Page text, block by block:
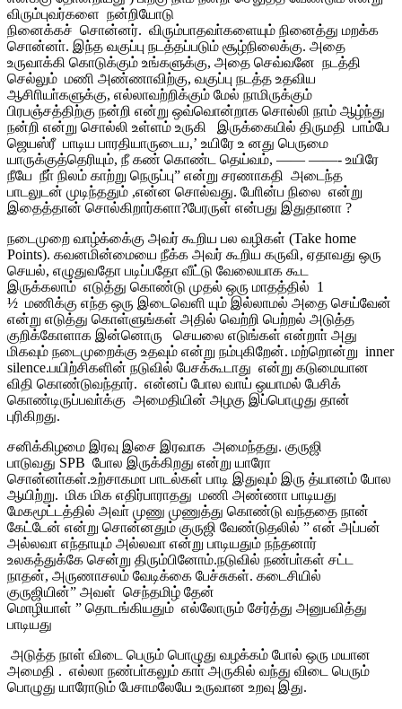
விரும்புவர்களை நன்றியோடு
நினைக்கச் சொன்னர். விரும்பாதவா்களையும் நினைத்து மறக்க
சொன்னா். இந்த வகுப்பு நடத்தப்படும் சூழ்நிலைக்கு. அதை
உருவாக்கி கொடுக்கும் உங்களுக்கு, அதை செவ்வனே நடத்தி
செல்லும் மணி அண்ணாவிற்கு, வகுப்பு நடத்த உதவிய
ஆசிாியா்களுக்கு, எல்லாவற்றிக்கும் மேல் நாமிருக்கும்
பிரபஞ்சத்திற்கு நன்றி என்று ஒவ்வொன்றாக சொல்லி நாம் ஆழ்ந்து
நன்றி என்று சொல்லி உள்ளம் உருகி இருக்கையில் திருமதி பாம்பே
ஜெயஸ்ரீ பாடிய பாரதியாருடைய,’ உயிரே உ னது பெருமை
யாருக்குத்தெரியும், நீ கண் கொண்ட தெய்வம், —— ——- உயிரே
நீயே நீா் நிலம் காற்று நெருப்பு” என்று சரணாகதி அடைந்த
பாடலுடன் முடிந்ததும் ,என்ன சொல்வது. போின்ப நிலை என்று
இதைத்தான் சொல்கிறார்களா?பேரருள் என்பது இதுதானா ?
நடைமுறை வாழ்க்கை்கு அவர் கூறிய பல வழிகள் (Take home
Points). கவனமின்மையை நீக்க அவர் கூறிய கருவி, ஏதாவது ஒரு
செயல், எழுதுவதோ படிப்பதோ வீட்டு வேலையாக கூட
இருக்கலாம் எடுத்து கொண்டு முதல் ஒரு மாதத்தில் 1
½ மணிக்கு எந்த ஒரு இடைவெளி யும் இல்லாமல் அதை செய்வேன்
என்று எடுத்து கொள்ளுங்கள் அதில் வெற்றி பெற்றல் அடுத்த
குறிக்கோளாக இன்னொரு செயலை எடுங்கள் என்றாா் அது
மிகவும் நடைமுறைக்கு உதவும் என்று நம்புகிறேன். மற்றொன்று inner
silence.பயிற்சிகளின் நடுவில் பேசக்கூடாது என்று கடுமையான
விதி கொண்டுவந்தார். என்னப் போல வாய் ஒயாமல் பேசிக்
கொண்டிருப்பவா்க்கு அமைதியின் அழகு இப்பொழுது தான்
புரிகிறது.
சனிக்கிழமை இரவு இசை இரவாக அமைந்தது. குருஜி
பாடுவது SPB போல இருக்கிறது என்று யாரோ
சொன்னா்கள்.உற்சாகமா பாடல்கள் பாடி இதுவும் இரு த்யானம் போல
ஆயிற்று. மிக மிக எதிர்பாராதது மணி அண்ணா பாடியது
மேகமூட்டத்தில் அவா் முணு முணுத்து கொண்டு வந்ததை நான்
கேட்டேன் என்று சொன்னதும் குருஜி வேண்டுதலில் ” என் அப்பன்
அல்லவா எந்தாயும் அல்லவா என்று பாடியதும் நந்தனார்
உலகத்துக்கே சென்று திரும்பினோம்.நடுவில் நண்பா்கள் சட்ட
நாதன், அருணாசலம் வேடிக்கை பேச்சுகள். கடைசியில்
குருஜியின்” அவள் செந்தமிழ் தேன்
மொழியாள் ” தொடங்கியதும் எல்லோரும் சேர்த்து அனுபவித்து
பாடியது
அடுத்த நாள் விடை பெரும் பொழுது வழக்கம் போல் ஒரு மயான
அமைதி . எல்லா நண்பா்கலும் காா் அருகில் வந்து விடை பெரும்
பொழுது யாரோடும் பேசாமலேயே உருவான உறவு இது.